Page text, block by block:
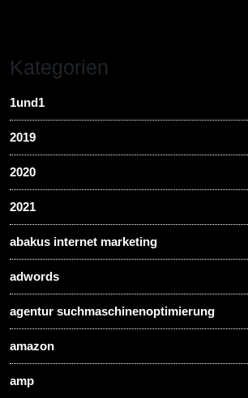
Kategorien
1und1
2019
2020
2021
abakus internet marketing
adwords
agentur suchmaschinenoptimierung
amazon
amp